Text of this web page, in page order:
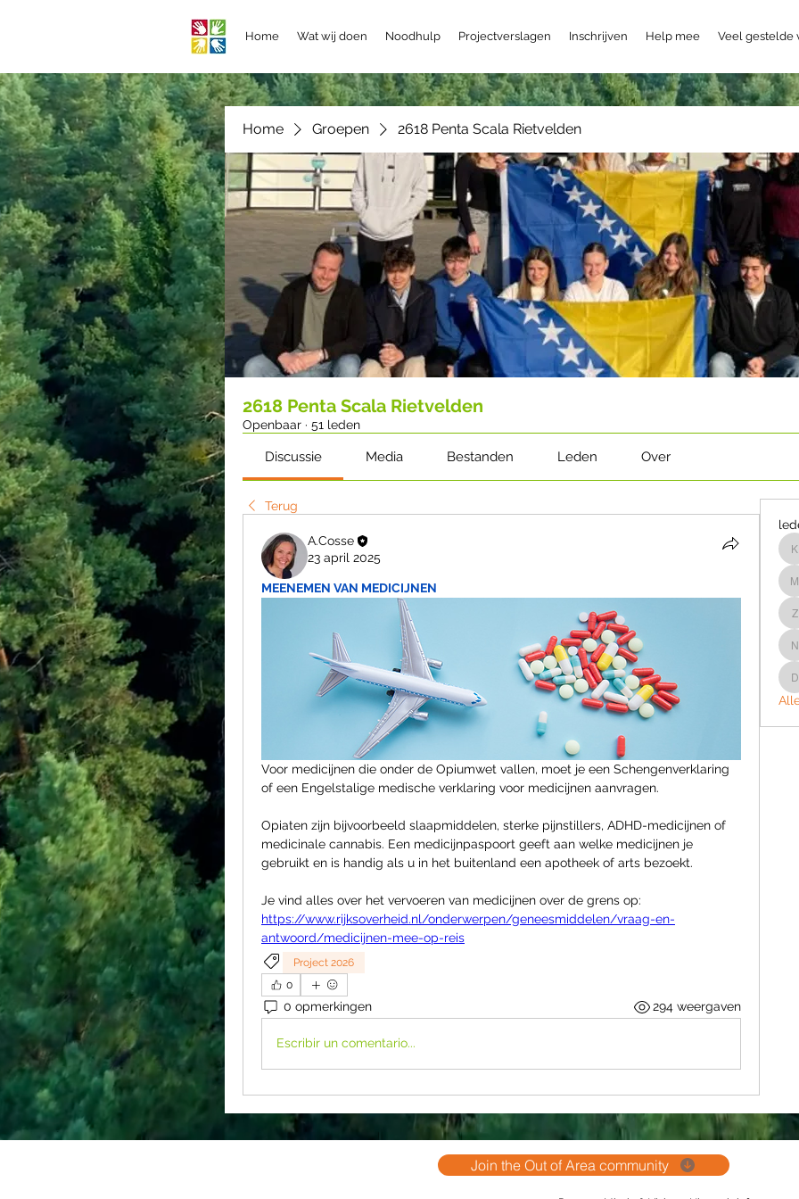
Home Wat wij doen Noodhulp Projectverslagen Inschrijven Help mee Veel gestelde
Home Groepen 2618 Penta Scala Rietvelden
2618 Penta Scala Rietvelden
Openbaar · 51 leden
Discussie Media Bestanden Leden Over
Terug
A.Cosse
23 april 2025
MEENEMEN VAN MEDICIJNEN
Voor medicijnen die onder de Opiumwet vallen, moet je een Schengenverklaring
of een Engelstalige medische verklaring voor medicijnen aanvragen.
Opiaten zijn bijvoorbeeld slaapmiddelen, sterke pijnstillers, ADHD-medicijnen of
medicinale cannabis. Een medicijnpaspoort geeft aan welke medicijnen je
gebruikt en is handig als u in het buitenland een apotheek of arts bezoekt.
https://www.rijksoverheid.nl/onderwerpen/geneesmiddelen/vraag-en-
antwoord/medicijnen-mee-op-reis
Project 2026
0
0 opmerkingen 294 weergaven
Escribir un comentario...
Join the Out of Area community